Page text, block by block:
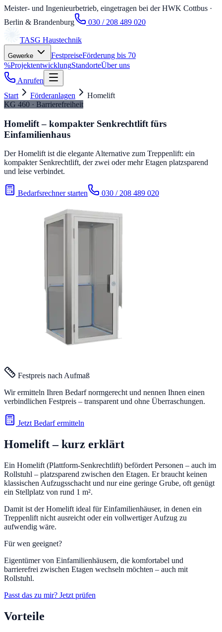
Meister- und Ingenieurbetrieb, eingetragen bei der HWK Cottbus ·
Berlin & Brandenburg
030 / 208 489 020
TASG Haustechnik
Gewerke FestpreiseFörderung bis 70
%ProjektentwicklungStandorteÜber uns
Anrufen
Start
Förderanlagen
Homelift
KG 460 · Barrierefreiheit
Homelift – kompakter Senkrechtlift fürs
Einfamilienhaus
Der Homelift ist die elegante Alternative zum Treppenlift: ein
kompakter Senkrechtlift, der zwei oder mehr Etagen platzsparend
und leise verbindet.
Bedarfsrechner starten 030 / 208 489 020
Festpreis nach Aufmaß
Wir ermitteln Ihren Bedarf normgerecht und nennen Ihnen einen
verbindlichen Festpreis – transparent und ohne Überraschungen.
Jetzt Bedarf ermitteln
Homelift– kurz erklärt
Ein Homelift (Plattform-Senkrechtlift) befördert Personen – auch im
Rollstuhl – platzsparend zwischen den Etagen. Er braucht keinen
klassischen Aufzugsschacht und nur eine geringe Grube, oft genügt
ein Stellplatz von rund 1 m².
Damit ist der Homelift ideal für Einfamilienhäuser, in denen ein
Treppenlift nicht ausreicht oder ein vollwertiger Aufzug zu
aufwendig wäre.
Für wen geeignet?
Eigentümer von Einfamilienhäusern, die komfortabel und
barrierefrei zwischen Etagen wechseln möchten – auch mit
Rollstuhl.
Passt das zu mir? Jetzt prüfen
Vorteile